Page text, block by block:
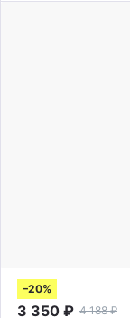
–20%
3 350 ₽ 4 188 ₽